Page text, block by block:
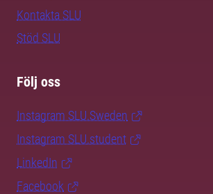
Kontakta SLU
Stöd SLU
Följ oss
Instagram SLU.Sweden
Instagram SLU.student
LinkedIn
Facebook